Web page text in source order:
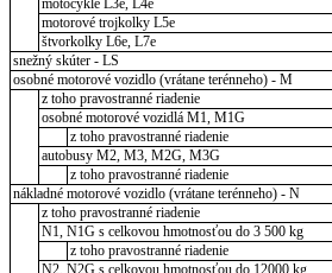
motocykle L3e, L4e
motorové trojkolky L5e
štvorkolky L6e, L7e
snežný skúter - LS
osobné motorové vozidlo (vrátane terénneho) - M
z toho pravostranné riadenie
osobné motorové vozidlá M1, M1G
z toho pravostranné riadenie
autobusy M2, M3, M2G, M3G
z toho pravostranné riadenie
nákladné motorové vozidlo (vrátane terénneho) - N
z toho pravostranné riadenie
N1, N1G s celkovou hmotnosťou do 3 500 kg
z toho pravostranné riadenie